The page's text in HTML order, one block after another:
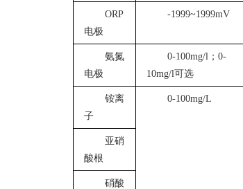
ORP
电极
-1999~1999mV
氨氮
电极
0-100mg/l；0-
10mg/l可选
铵离
子
0-100mg/L
亚硝
酸根
硝酸